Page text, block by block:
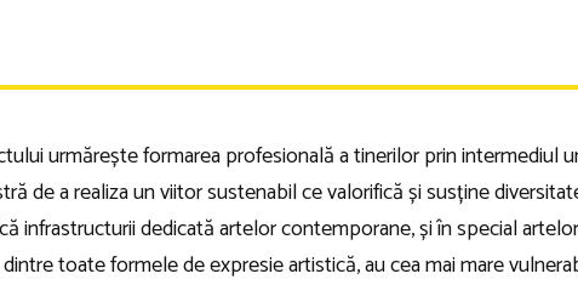
urmărește formarea profesională a tinerilor prin intermediul
de a realiza un viitor sustenabil ce valorifică și susține
infrastructurii dedicată artelor contemporane, și în special
toate formele de expresie artistică, au cea mai mare